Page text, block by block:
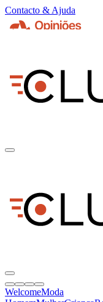
Contacto & Ajuda
WelcomeModa